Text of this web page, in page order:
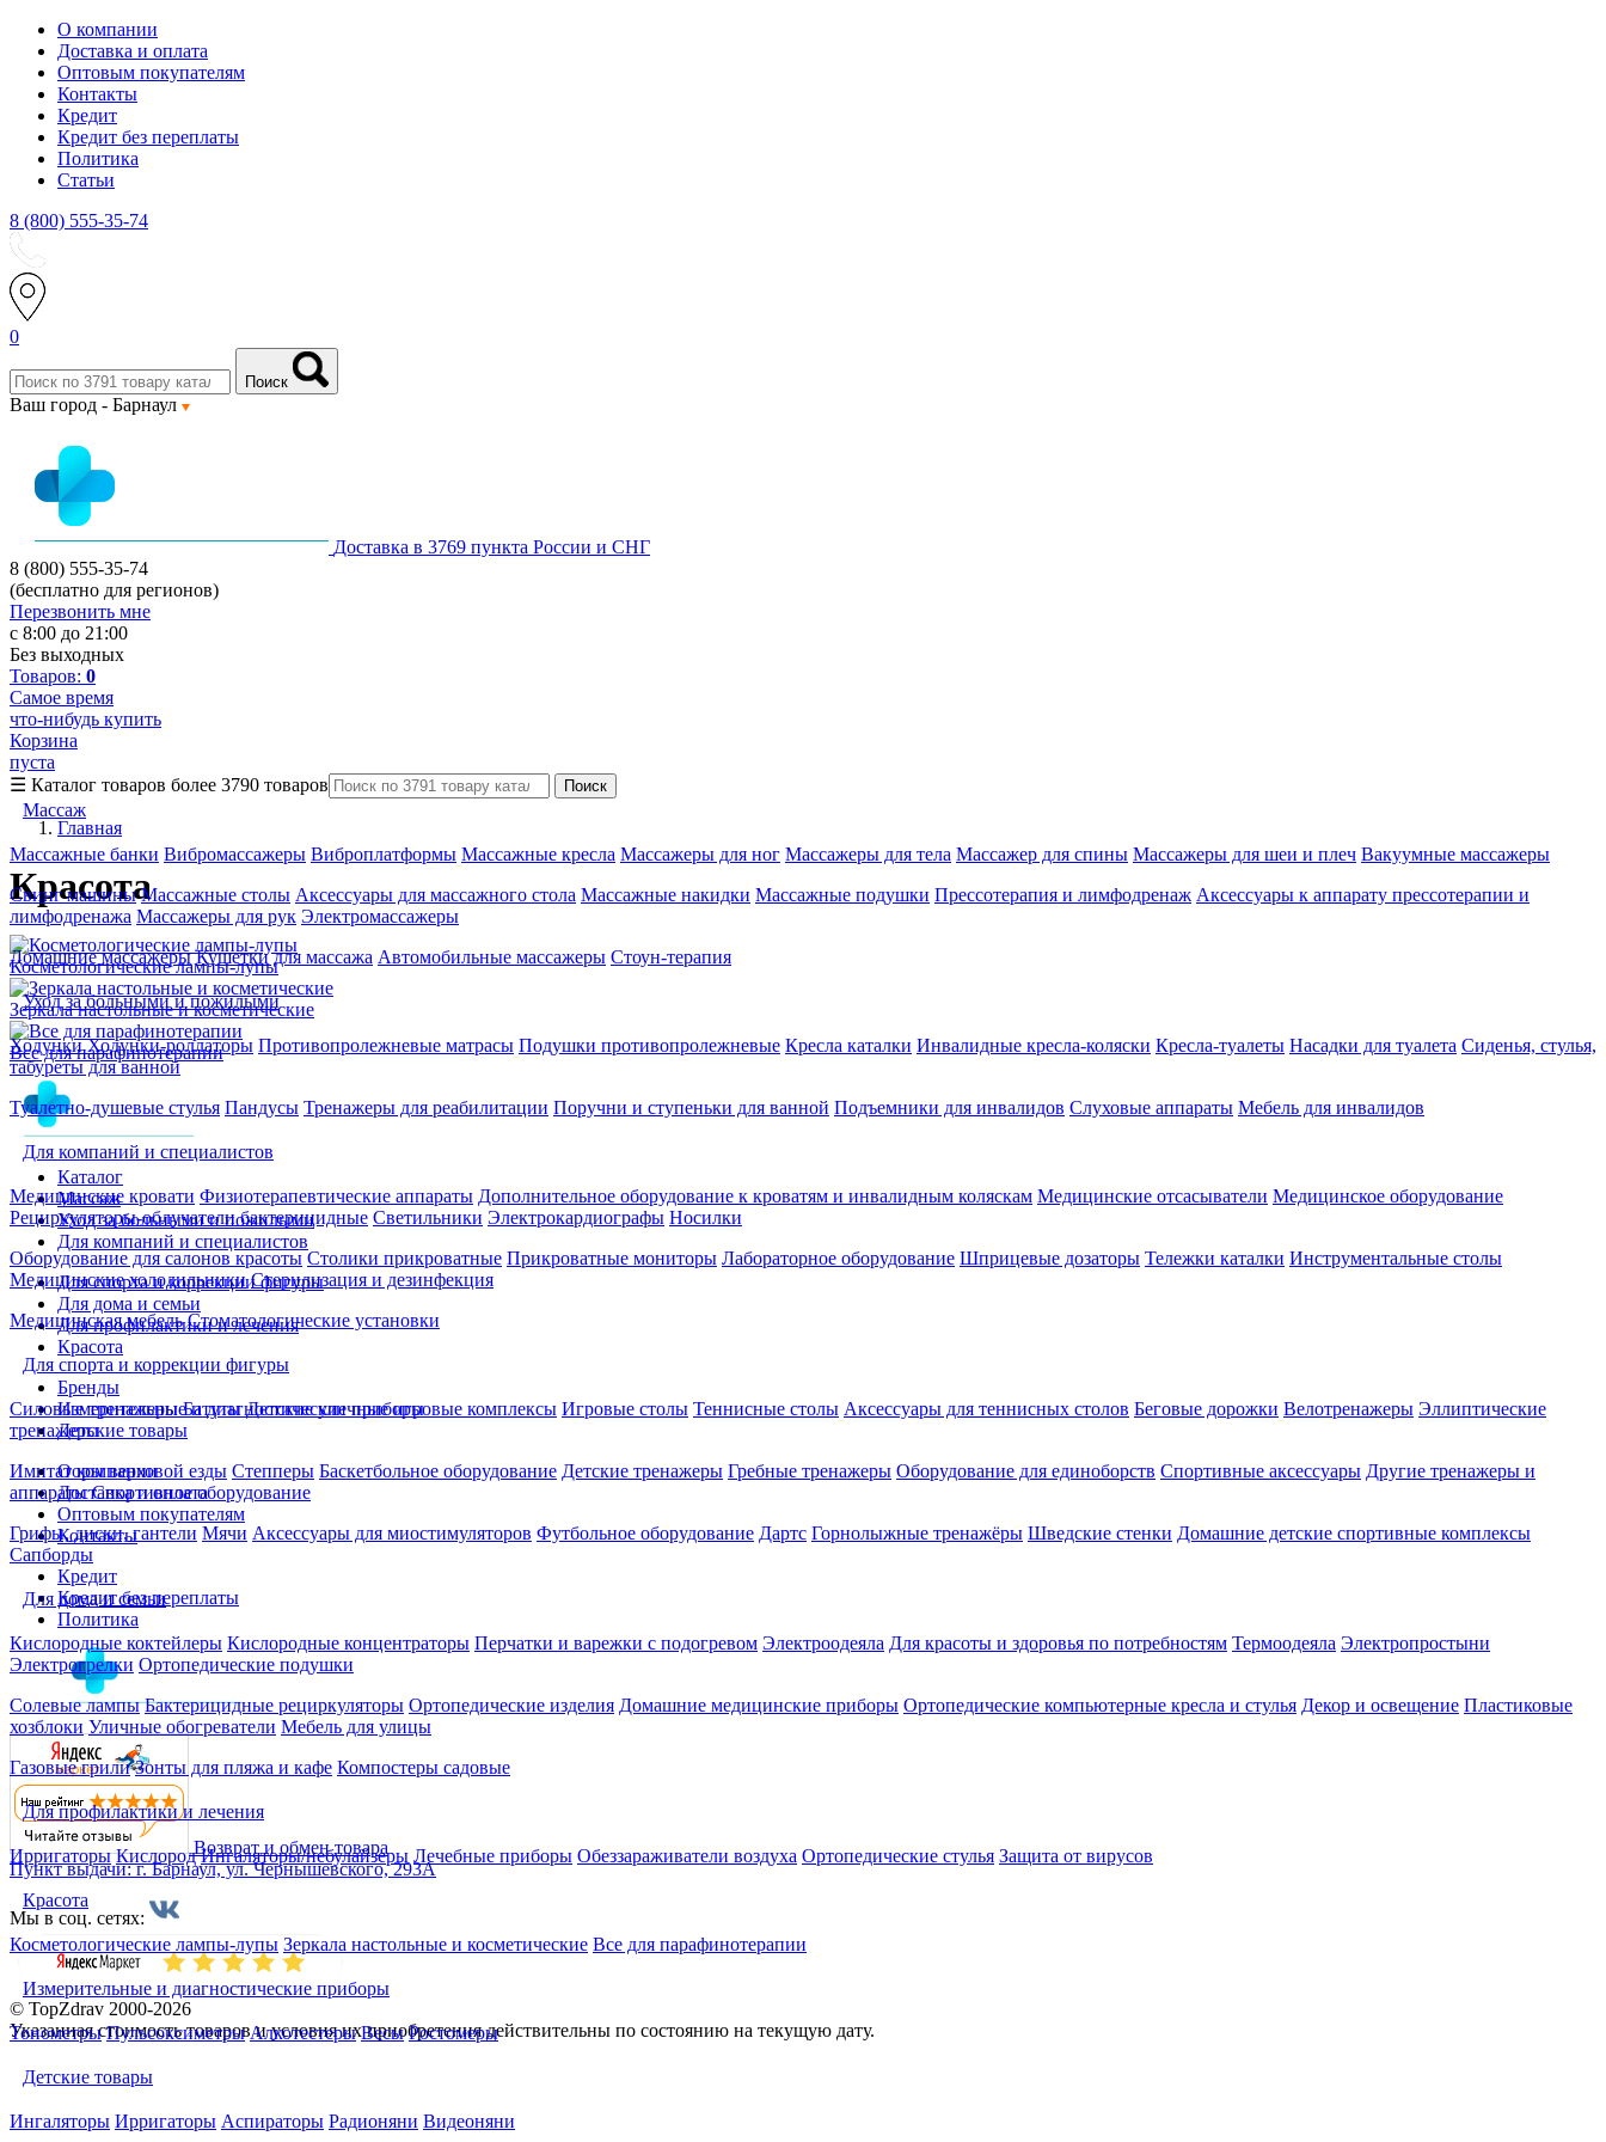
О компании
Доставка и оплата
Оптовым покупателям
Контакты
Кредит
Кредит без переплаты
Политика
Статьи
8 (800) 555-35-74
0
Поиск
Ваш город - Барнаул
Доставка в 3769 пункта России и СНГ
8 (800) 555-35-74
(бесплатно для регионов)
Перезвонить мне
с 8:00 до 21:00
Без выходных
Товаров: 0
Самое время
что-нибудь купить
Корзина
пуста
☰ Каталог товаров более 3790 товаров
Массаж
Массажные банки Вибромассажеры Виброплатформы Массажные кресла Массажеры для ног Массажеры для тела Массажер для спины Массажеры для шеи и плеч Вакуумные массажеры
Свинг машины Массажные столы Аксессуары для массажного стола Массажные накидки Массажные подушки Прессотерапия и лимфодренаж Аксессуары к аппарату прессотерапии и
лимфодренажа Массажеры для рук Электромассажеры
Домашние массажеры Кушетки для массажа Автомобильные массажеры Стоун-терапия
Уход за больными и пожилыми
ХодункиХодунки-роллаторы Противопролежневые матрасы Подушки противопролежневые Кресла каталки Инвалидные кресла-коляски Кресла-туалеты Насадки для туалета Сиденья, стулья,
табуреты для ванной
Туалетно-душевые стулья Пандусы Тренажеры для реабилитации Поручни и ступеньки для ванной Подъемники для инвалидов Слуховые аппараты Мебель для инвалидов
Для компаний и специалистов
Медицинские кровати Физиотерапевтические аппараты Дополнительное оборудование к кроватям и инвалидным коляскам Медицинские отсасыватели Медицинское оборудование
Рециркуляторы-облучатели бактерицидные Светильники Электрокардиографы Носилки
Оборудование для салонов красоты Столики прикроватные Прикроватные мониторы Лабораторное оборудование Шприцевые дозаторы Тележки каталки Инструментальные столы
Медицинские холодильники Стерилизация и дезинфекция
Медицинская мебель Стоматологические установки
Для спорта и коррекции фигуры
Силовые тренажеры Батуты Детские уличные игровые комплексы Игровые столы Теннисные столы Аксессуары для теннисных столов Беговые дорожки Велотренажеры Эллиптические
тренажеры
Имитаторы верховой езды Степперы Баскетбольное оборудование Детские тренажеры Гребные тренажеры Оборудование для единоборств Спортивные аксессуары Другие тренажеры и
аппараты Спортивное оборудование
Грифы, диски, гантели Мячи Аксессуары для миостимуляторов Футбольное оборудование Дартс Горнолыжные тренажёры Шведские стенки Домашние детские спортивные комплексы
Сапборды
Для дома и семьи
Кислородные коктейлеры Кислородные концентраторы Перчатки и варежки с подогревом Электроодеяла Для красоты и здоровья по потребностям Термоодеяла Электропростыни
Электрогрелки Ортопедические подушки
Солевые лампы Бактерицидные рециркуляторы Ортопедические изделия Домашние медицинские приборы Ортопедические компьютерные кресла и стулья Декор и освещение Пластиковые
хозблоки Уличные обогреватели Мебель для улицы
Газовые грили Зонты для пляжа и кафе Компостеры садовые
Для профилактики и лечения
Ирригаторы Кислород Ингаляторы/небулайзеры Лечебные приборы Обеззараживатели воздуха Ортопедические стулья Защита от вирусов
Красота
Косметологические лампы-лупы Зеркала настольные и косметические Все для парафинотерапии
Измерительные и диагностические приборы
Тонометры Пульсоксиметры Алкотестеры Весы Ростомеры
Детские товары
Ингаляторы Ирригаторы Аспираторы Радионяни Видеоняни
Поиск
Главная
Красота
Косметологические лампы-лупы
Зеркала настольные и косметические
Все для парафинотерапии
Каталог
Массаж
Уход за больными и пожилыми
Для компаний и специалистов
Для спорта и коррекции фигуры
Для дома и семьи
Для профилактики и лечения
Красота
Бренды
Измерительные и диагностические приборы
Детские товары
О компании
Доставка и оплата
Оптовым покупателям
Контакты
Кредит
Кредит без переплаты
Политика
Возврат и обмен товара
Пункт выдачи: г. Барнаул, ул. Чернышевского, 293А
Мы в соц. сетях:
© TopZdrav 2000-2026
Указанная стоимость товаров и условия их приобретения действительны по состоянию на текущую дату.